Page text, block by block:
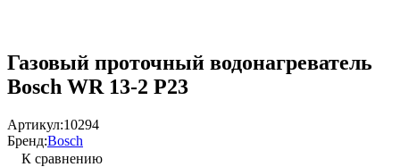
Газовый проточный водонагреватель
Bosch WR 13-2 P23
Артикул:10294
Бренд:Bosch
К сравнению